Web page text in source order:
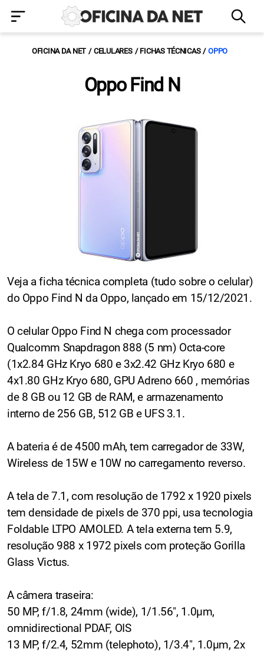
OFICINA DA NET CELULARES FICHAS TÉCNICAS OPPO
Oppo Find N
Veja a ficha técnica completa (tudo sobre o celular)
do Oppo Find N da Oppo, lançado em 15/12/2021.
O celular Oppo Find N chega com processador
Qualcomm Snapdragon 888 (5 nm) Octa-core
(1x2.84 GHz Kryo 680 e 3x2.42 GHz Kryo 680 e
4x1.80 GHz Kryo 680, GPU Adreno 660 , memórias
de 8 GB ou 12 GB de RAM, e armazenamento
interno de 256 GB, 512 GB e UFS 3.1.
A bateria é de 4500 mAh, tem carregador de 33W,
Wireless de 15W e 10W no carregamento reverso.
A tela de 7.1, com resolução de 1792 x 1920 pixels
tem densidade de pixels de 370 ppi, usa tecnologia
Foldable LTPO AMOLED. A tela externa tem 5.9,
resolução 988 x 1972 pixels com proteção Gorilla
Glass Victus.
A câmera traseira:
50 MP, f/1.8, 24mm (wide), 1/1.56", 1.0µm,
omnidirectional PDAF, OIS
13 MP, f/2.4, 52mm (telephoto), 1/3.4", 1.0µm, 2x